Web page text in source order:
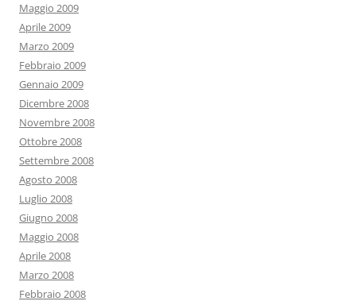
Maggio 2009
Aprile 2009
Marzo 2009
Febbraio 2009
Gennaio 2009
Dicembre 2008
Novembre 2008
Ottobre 2008
Settembre 2008
Agosto 2008
Luglio 2008
Giugno 2008
Maggio 2008
Aprile 2008
Marzo 2008
Febbraio 2008